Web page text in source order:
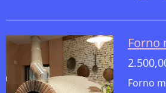
Forno
Forno